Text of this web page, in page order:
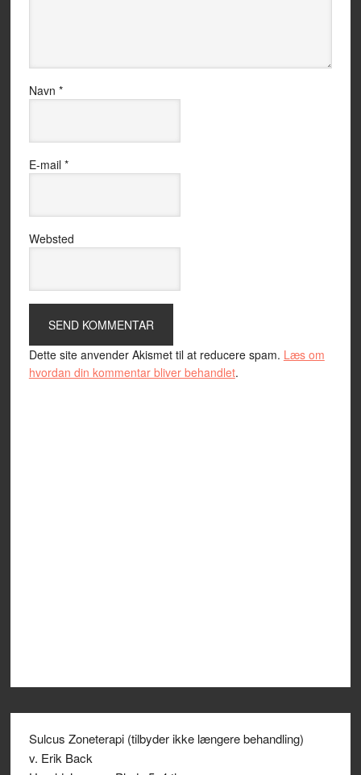
Navn *
E-mail *
Websted
Dette site anvender Akismet til at reducere spam. Læs om
hvordan din kommentar bliver behandlet.
Sulcus Zoneterapi (tilbyder ikke længere behandling)
v. Erik Back